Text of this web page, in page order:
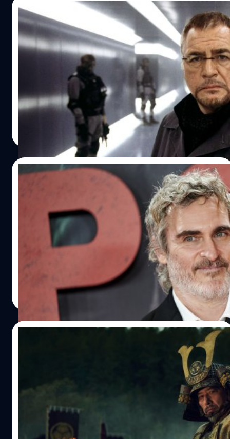
23/08/2024
Brian Cox ลั่น ! หนังซูเปอร์ฮีโรกำลังจะทำ
วงการหนังล่มสลาย และ ‘Deadpool &
Wolverine’ จะทำให้มีแต่หนังแนวเดิม ๆ ออก
ไบรอัน ค็อกซ์ (Brian Cox) ลั่น ! วงการหนังกำลังจะล่มสลาย
เพราะหนังซูเปอร์ฮีโร โดยเฉพาะ 'Deadpool & Wolverine'
และ Marvel - DC ต้องรับผิดชอบ
| 713 days ago
11/08/2024
อยู่ดี ๆ ก็หาย ! Joaquin Phoenix ถอนตัว
กะทันหันจากกองถ่ายหนังเกย์โรแมนติก 5 วัน
ก่อนเริ่มเปิดกล้อง
วาคีน ฟีนิกซ์ (Joaquin Phoenix) ถอนตัวจากกองถ่ายหนังเกย์
โรแมนติกของผู้กำกับ ท็อดด์ เฮนย์ส (Todd Haynes) หลังจาก
| 725 days ago
Read More
สรุปรายชื่อผู้เข้าชิงรางวัล Primetime Emmy
Awards ครั้งที่ 76 – ‘Shōgun’ มาอย่างโหด
เข้าชิงมากสุด 25 รางวัล
สรุปรายชื่อผู้เข้าชิงรางวัล Primetime Emmy Awards ครั้งที่
76 - ซีรีส์ 'Shōgun' Disney+ มาโหด มีชื่อเข้าชิงมากสุด 25